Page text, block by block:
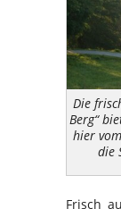
Die
Berg“
hier
die
Frisch